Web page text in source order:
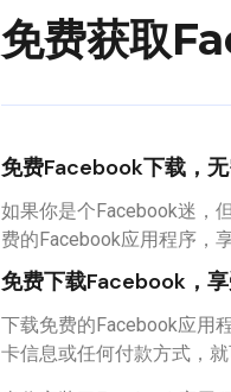
免费获取
免费Facebook下载，
如果你是个Facebook迷，
费的Facebook应用程序，
免费下载Facebook，
下载免费的Facebook应用
卡信息或任何付款方式，